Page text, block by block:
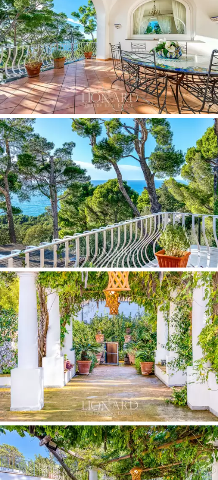
這座美麗的別墅擁有約 1,000 平方米的私人花園，
帶露台；值得注意的是雄偉的紫藤涼棚。這個美
妙的花園和別墅本身一樣，由於其位於島嶼西南
側的位置，享有更多的自然光，因此享有極大的
亮度。
這座別墅採用最經典的卡普里島風格建造，擁有
永恆的設計，無論在今天還是在當時都顯得格外
現代。